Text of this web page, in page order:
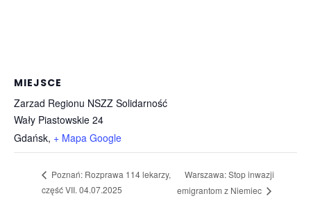
MIEJSCE
Zarzad Regionu NSZZ Solidarność
Wały Piastowskie 24
Gdańsk, + Mapa Google
Poznań: Rozprawa 114 lekarzy,
część VII. 04.07.2025
Warszawa: Stop inwazji
emigrantom z Niemiec